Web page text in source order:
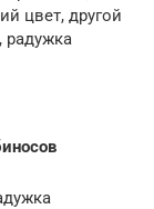
цвет, другой
радужка